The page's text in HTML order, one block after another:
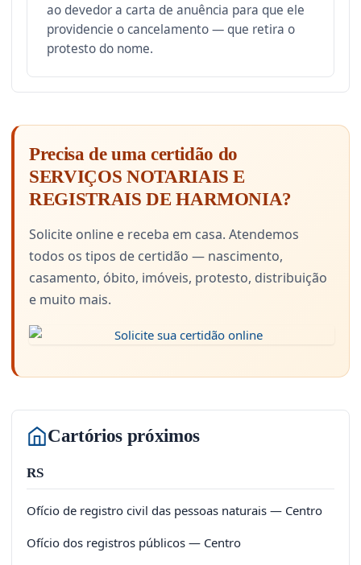
ao devedor a carta de anuência para que ele
providencie o cancelamento — que retira o
protesto do nome.
Precisa de uma certidão do
SERVIÇOS NOTARIAIS E
REGISTRAIS DE HARMONIA?
Solicite online e receba em casa. Atendemos
todos os tipos de certidão — nascimento,
casamento, óbito, imóveis, protesto, distribuição
e muito mais.
Cartórios próximos
RS
Ofício de registro civil das pessoas naturais — Centro
Ofício dos registros públicos — Centro